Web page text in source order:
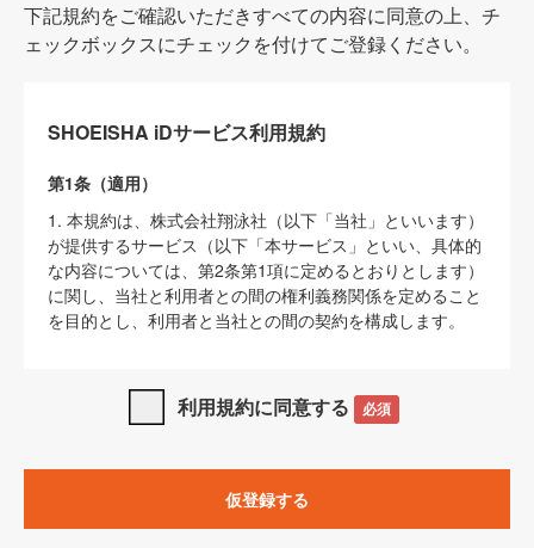
下記規約をご確認いただきすべての内容に同意の上、チ
ェックボックスにチェックを付けてご登録ください。
SHOEISHA iDサービス利用規約
第1条（適用）
1. 本規約は、株式会社翔泳社（以下「当社」といいます）
が提供するサービス（以下「本サービス」といい、具体的
な内容については、第2条第1項に定めるとおりとします）
に関し、当社と利用者との間の権利義務関係を定めること
を目的とし、利用者と当社との間の契約を構成します。
SHOEISHA iDプライバシーポリシー」及び「
サイト上でのデータの利用について（Cookieポリシー）
3. 本規約の内容と、前項に記載する定めその他当社が定め
利用規約に同意する 必須
仮登録する